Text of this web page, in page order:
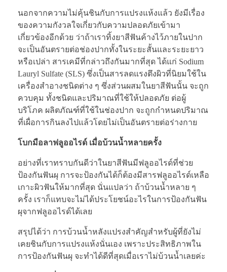
นอกจากความไม่คุ้นชินกับการแปรงแห้งแล้ว ยังมีเรื่อง
ของความกังวลใจเกี่ยวกับความปลอดภัยเข้ามา
เกี่ยวข้องอีกด้วย ว่าถ้าเราทิ้งยาสีฟันค้างไว้ภายในปาก
จะเป็นอันตรายต่อช่องปากทั้งในระยะสั้นและระยะยาว
หรือเปล่า สารเคมีที่กล่าวถึงกันมากที่สุด ได้แก่ Sodium
Lauryl Sulfate (SLS) ซึ่งเป็นสารลดแรงตึงผิวที่นิยมใช้ใน
เครื่องสำอางชนิดต่าง ๆ ซึ่งส่วนผสมในยาสีฟันนั้น จะถูก
ควบคุม ทั้งชนิดและปริมาณที่ใช้ให้ปลอดภัย ต่อผู้
บริโภค ผลิตภัณฑ์ที่ใช้ในช่องปาก จะถูกกำหนดปริมาณ
ที่เผื่อการกินลงไปแล้วโดยไม่เป็นอันตรายต่อร่างกาย
โบกมือลาฟลูออไรด์ เมื่อบ้วนน้ำหลายครั้ง
อย่างที่เราทราบกันดีว่าในยาสีฟันมีฟลูออไรด์ที่ช่วย
ป้องกันฟันผุ การจะป้องกันได้ก็ต้องมีสารฟลูออไรด์เหลือ
เกาะผิวฟันให้มากที่สุด นั่นแปลว่า ถ้าบ้วนน้ำหลาย ๆ
ครั้ง เราก็แทบจะไม่ได้ประโยชน์อะไรในการป้องกันฟัน
ผุจากฟลูออไรด์ได้เลย
สรุปได้ว่า การบ้วนน้ำหลังแปรงสำคัญสำหรับผู้ที่ยังไม่
เคยชินกับการแปรงแห้งนั่นเอง เพราะประสิทธิภาพใน
การป้องกันฟันผุ จะทำได้ดีที่สุดเมื่อเราไม่บ้วนน้ำเลยค่ะ